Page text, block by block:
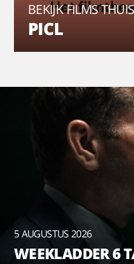
BEKIJK FILMS THUIS
PICL
5 AUGUSTUS 2026
WEEKLADDER 6